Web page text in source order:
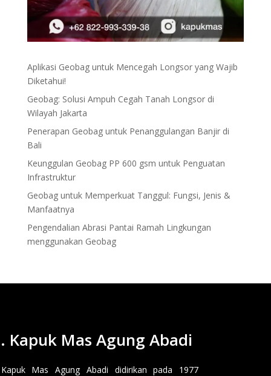
Aplikasi Geobag untuk Mencegah Longsor yang Wajib
Diketahui!
Geobag: Solusi Ampuh Cegah Tanah Longsor di
Wilayah Jakarta
Penerapan Geobag untuk Penanggulangan Banjir di
Bali
Keunggulan Geobag PP 600 gsm untuk Penguatan
Infrastruktur
Geobag untuk Memperkuat Tanggul: Fungsi, Jenis &
Manfaatnya
Pengendalian Abrasi Pantai Ramah Lingkungan
menggunakan Geobag
Kapuk Mas Agung Abadi
Mas Agung Abadi didirikan pada 1977